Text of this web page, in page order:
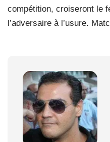
compétition, croiseront le
l’adversaire à l’usure.